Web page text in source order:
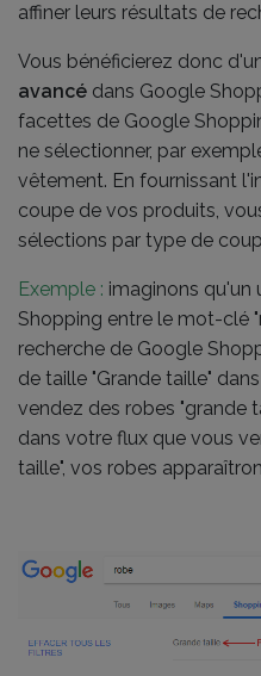
affiner leurs résultats de
Vous bénéficierez donc
avancé dans Google
facettes de Google
ne sélectionner, par
vêtement. En fournissant
coupe de vos produits,
sélections par type de
Exemple : imaginons qu'un
Shopping entre le mot-clé
recherche de Google
de taille "Grande taille"
vendez des robes "grande
dans votre flux que vous
taille", vos robes